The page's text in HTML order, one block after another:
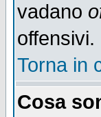
vadano
offensivi.
Torna in
Cosa